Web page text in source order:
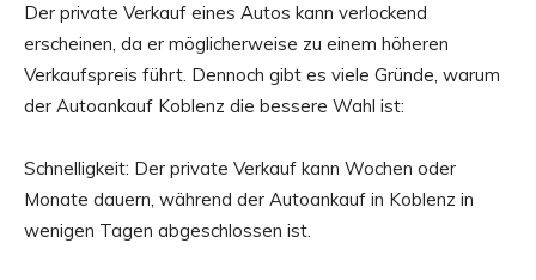
Der private Verkauf eines Autos kann verlockend
erscheinen, da er möglicherweise zu einem höheren
Verkaufspreis führt. Dennoch gibt es viele Gründe, warum
der Autoankauf Koblenz die bessere Wahl ist:
Schnelligkeit: Der private Verkauf kann Wochen oder
Monate dauern, während der Autoankauf in Koblenz in
wenigen Tagen abgeschlossen ist.